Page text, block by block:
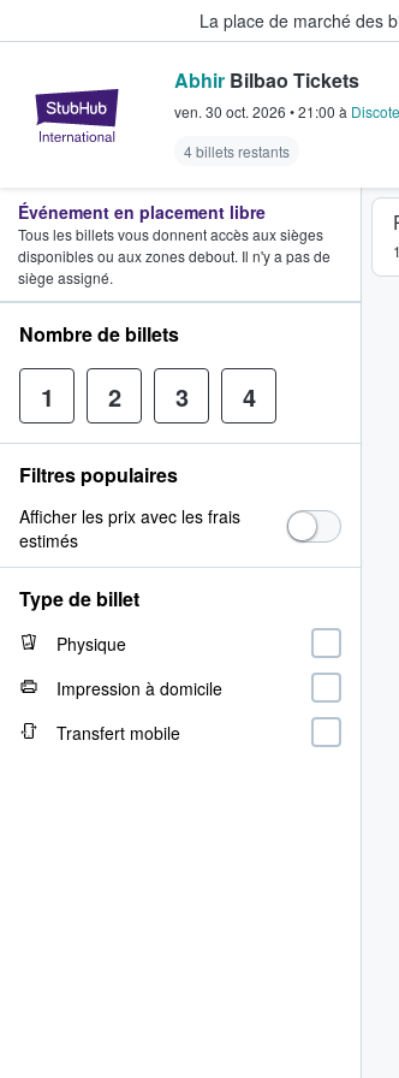
La place de marché des
StubHub - Où les
Abhir Bilbao Tickets
ven. 30 oct. 2026 •21:00 à
4 billets restants
Événement en placement libre
Tous les billets vous donnent accès aux sièges
disponibles ou aux zones debout. Il n'y a pas de
siège assigné.
Nombre de billets
1 2 3 4
Filtres populaires
Afficher les prix avec les frais
estimés
Type de billet
Physique
Impression à domicile
Transfert mobile